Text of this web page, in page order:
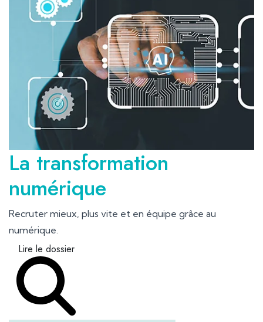
La transformation
numérique
Recruter mieux, plus vite et en équipe grâce au
numérique.
Lire le dossier